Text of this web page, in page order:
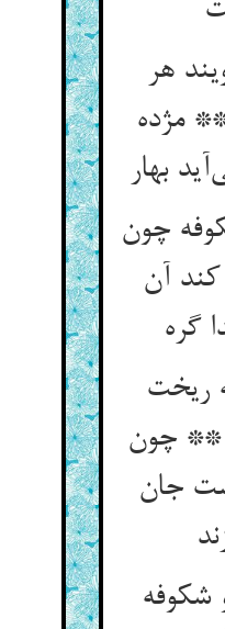
هر
مژده
بهار
چون
آن
ریخت
** چون
جان
شکوفه